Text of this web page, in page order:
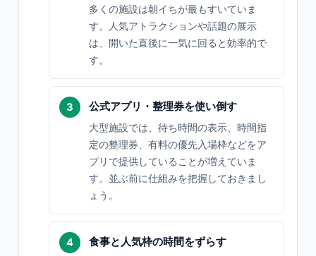
多くの施設は朝イちが最もすいていま
す。人気アトラクションや話題の展示
は、開いた直後に一気に回ると効率的で
す。
公式アプリ・整理券を使い倒す
大型施設では、待ち時間の表示、時間指
定の整理券、有料の優先入場枠などをア
プリで提供していることが増えていま
す。並ぶ前に仕組みを把握しておきまし
ょう。
食事と人気枠の時間をずらす